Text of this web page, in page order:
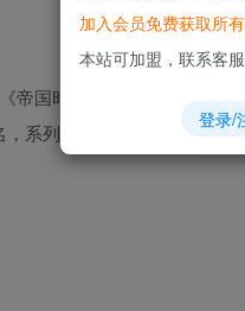
帝国时代》系列正统续作，
系列从石器时代到现代初
加入会员免费获取所有
本站可加盟，联系客
登录/